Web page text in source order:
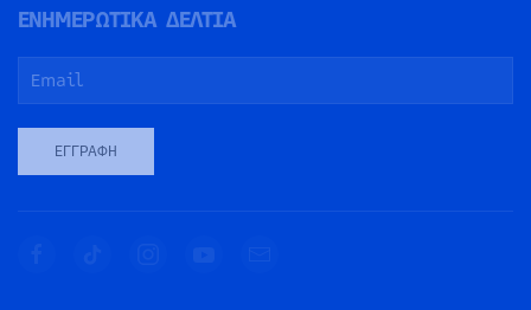
ΕΝΗΜΕΡΩΤΙΚΑ ΔΕΛΤΙΑ
ΕΓΓΡΑΦΉ